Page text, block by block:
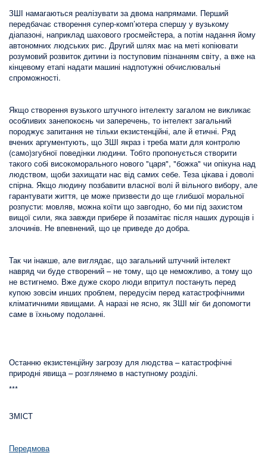
ЗШІ намагаються реалізувати за двома напрямами. Перший
передбачає створення супер-комп’ютера спершу у вузькому
діапазоні, наприклад шахового гросмейстера, а потім надання йому
автономних людських рис. Другий шлях має на меті копіювати
розумовий розвиток дитини із поступовим пізнанням світу, а вже на
кінцевому етапі надати машині надпотужні обчислювальні
спроможності.
Якщо створення вузького штучного інтелекту загалом не викликає
особливих занепокоєнь чи заперечень, то інтелект загальний
породжує запитання не тільки екзистенційні, але й етичні. Ряд
вчених аргументують, що ЗШІ якраз і треба мати для контролю
(само)згубної поведінки людини. Тобто пропонується створити
такого собі високоморального нового "царя", "божка" чи опікуна над
людством, щоби захищати нас від самих себе. Теза цікава і доволі
спірна. Якщо людину позбавити власної волі й вільного вибору, але
гарантувати життя, це може призвести до ще глибшої моральної
розпусти: мовляв, можна коїти що завгодно, бо ми під захистом
вищої сили, яка завжди прибере й позамітає після наших дурощів і
злочинів. Не впевнений, що це приведе до добра.
Так чи інакше, але виглядає, що загальний штучний інтелект
навряд чи буде створений – не тому, що це неможливо, а тому що
не встигнемо. Вже дуже скоро люди впритул постануть перед
купою зовсім инших проблем, передусім перед катастрофічними
кліматичними явищами. А наразі не ясно, як ЗШІ міг би допомогти
саме в їхньому подоланні.
Останню екзистенційну загрозу для людства – катастрофічні
природні явища – розглянемо в наступному розділі.
***
ЗМІСТ
Передмова